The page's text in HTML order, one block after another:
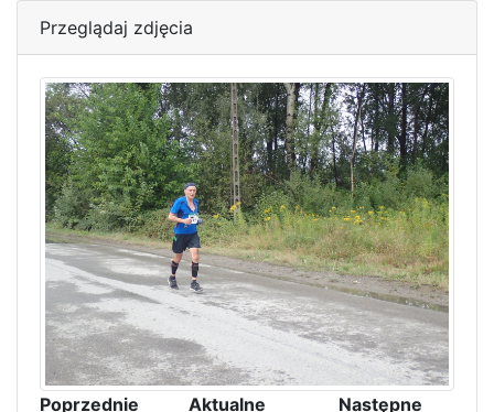
Przeglądaj zdjęcia
Poprzednie Aktualne Następne